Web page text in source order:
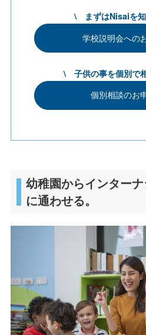
\ まずはNisaiを
学校説明会への
\ 子供の事を個別で
個別相談のお
幼稚園からインター
に通わせる。